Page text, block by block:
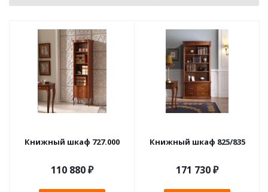
Книжный шкаф 727.000
110 880 ₽
Книжный шкаф 825/835
171 730 ₽